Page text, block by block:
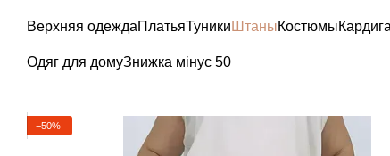
Верхняя одеждаПлатьяТуники ШтаныКостюмы
Одяг для домуЗнижка мінус 50
−50%